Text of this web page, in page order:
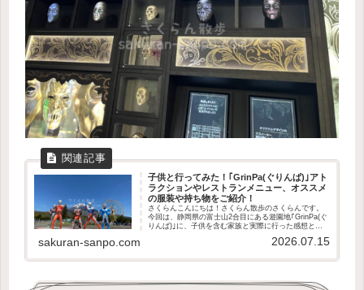
子供と行ってみた！｢GrinPa(ぐりんぱ)｣アト
ラクションやレストランメニュー、オススメ
の服装や持ち物をご紹介！
さくらんこんにちは！さくらん散歩のさくらんです。
今回は、静岡県の富士山2合目にある遊園地｢GrinPa(ぐ
りんぱ)｣に、子供を含む家族と実際に行った感想と施
りんぱ公式サイトをご確認下さい。公式...
sakuran-sanpo.com 2026.07.15